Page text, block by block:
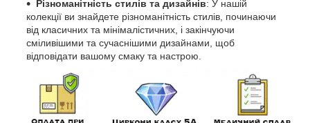
Різноманітність стилів та дизайнів: У нашій
колекції ви знайдете різноманітність стилів, починаючи
від класичних та мінімалістичних, і закінчуючи
сміливішими та сучаснішими дизайнами, щоб
відповідати вашому смаку та настрою.